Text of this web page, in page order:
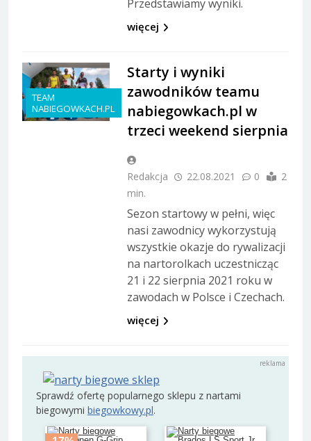
Przedstawiamy wyniki.
więcej
TEAM
NABIEGOWKACH.PL
Starty i wyniki
zawodników teamu
nabiegowkach.pl w
trzeci weekend sierpnia
Redakcja 22.08.2021 0
2
min.
Sezon startowy w pełni, więc
nasi zawodnicy wykorzystują
wszystkie okazje do rywalizacji
na nartorolkach uczestnicząc
21 i 22 sierpnia 2021 roku w
zawodach w Polsce i Czechach.
więcej
Sprawdź ofertę popularnego sklepu z nartami
biegowymi biegowkowy.pl.